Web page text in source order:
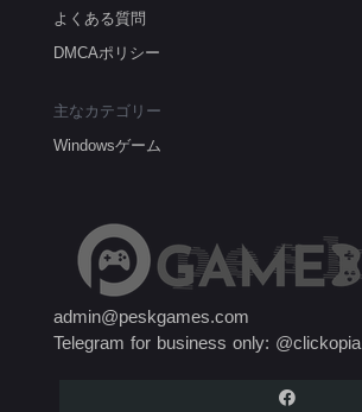
よくある質問
DMCAポリシー
主なカテゴリー
Windowsゲーム
admin@peskgames.com
Telegram for business only: @clickopia